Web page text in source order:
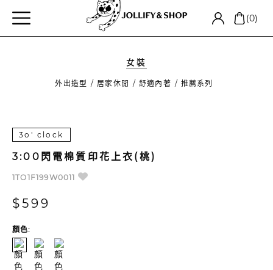
(0)
女裝
外出造型 居家休閒 舒適內著 推薦系列
3o' clock
3:00閃電棉質印花上衣(桃)
1TO1F199W0011
$599
顏色: